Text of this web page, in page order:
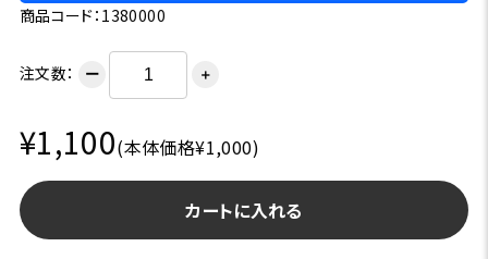
商品コード：1380000
注文数： ー ＋
¥1,100(本体価格¥1,000)
カートに入れる